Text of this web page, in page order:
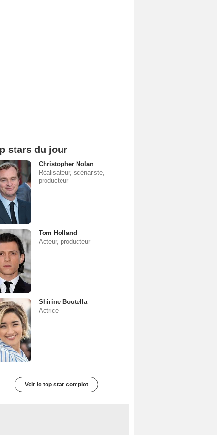
stars du jour
Christopher Nolan
Réalisateur, scénariste,
producteur
Tom Holland
Acteur, producteur
Shirine Boutella
Actrice
Voir le top star complet